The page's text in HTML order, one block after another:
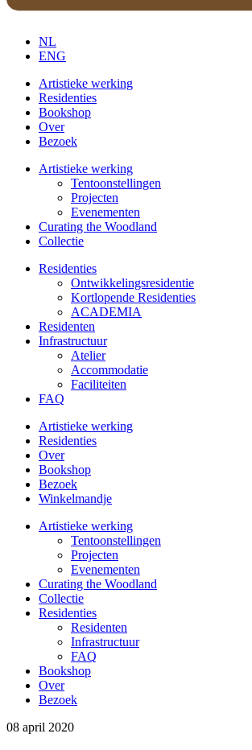
NL
ENG
Artistieke werking
Residenties
Bookshop
Over
Bezoek
Artistieke werking
Tentoonstellingen
Projecten
Evenementen
Curating the Woodland
Collectie
Residenties
Ontwikkelings­residentie
Kortlopende Residenties
ACADEMIA
Residenten
Infrastructuur
Atelier
Accommodatie
Faciliteiten
FAQ
Artistieke werking
Residenties
Over
Bookshop
Bezoek
Winkelmandje
Artistieke werking
Tentoonstellingen
Projecten
Evenementen
Curating the Woodland
Collectie
Residenties
Residenten
Infrastructuur
FAQ
Bookshop
Over
Bezoek
08 april 2020